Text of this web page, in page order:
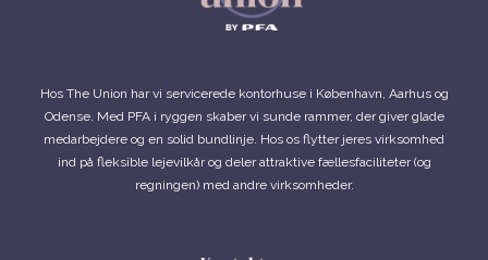
Hos The Union har vi servicerede kontorhuse i København, Aarhus og
Odense. Med PFA i ryggen skaber vi sunde rammer, der giver glade
medarbejdere og en solid bundlinje. Hos os flytter jeres virksomhed
ind på fleksible lejevilkår og deler attraktive fællesfaciliteter (og
regningen) med andre virksomheder.